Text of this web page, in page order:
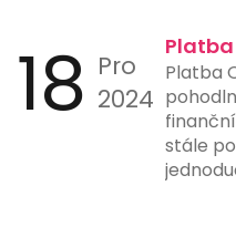
18 Pro
2024
Platba
Platba
stále